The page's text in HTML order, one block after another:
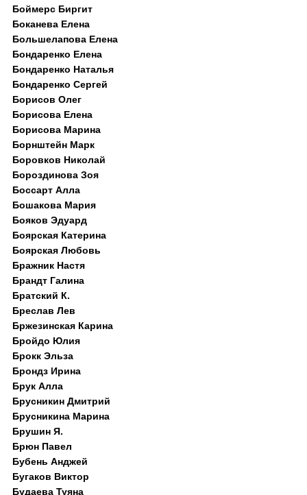
Боймерс Биргит
Боканева Елена
Большелапова Елена
Бондаренко Елена
Бондаренко Наталья
Бондаренко Сергей
Борисов Олег
Борисова Елена
Борисова Марина
Борнштейн Марк
Боровков Николай
Бороздинова Зоя
Боссарт Алла
Бошакова Мария
Бояков Эдуард
Боярская Катерина
Боярская Любовь
Бражник Настя
Брандт Галина
Братский К.
Бреслав Лев
Бржезинская Карина
Бройдо Юлия
Брокк Эльза
Брондз Ирина
Брук Алла
Брусникин Дмитрий
Брусникина Марина
Брушин Я.
Брюн Павел
Бубень Анджей
Бугаков Виктор
Будаева Туяна